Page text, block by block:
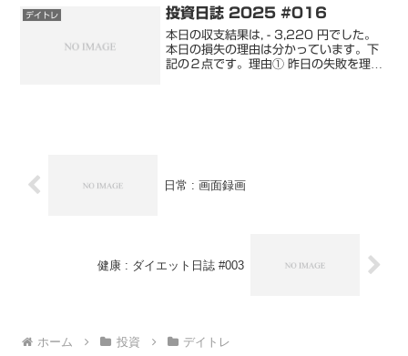
た、日経平均が - 1,023.42 円でした
が、保有株...
デイトレ 投資日誌 2025 #016
本日の収支結果は, - 3,220 円でした。
本日の損失の理由は分かっています。下
記の２点です。理由① 昨日の失敗を理由
日常 : 画面録画
健康 : ダイエット日誌 #003
ホーム 投資 デイトレ